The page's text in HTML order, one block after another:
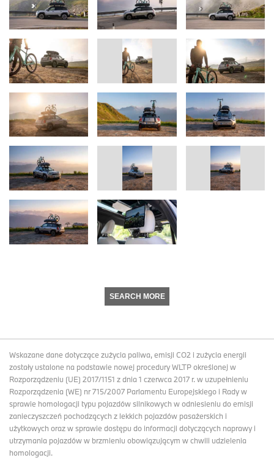
SEARCH MORE
Wskazane dane dotyczące zużycia paliwa, emisji CO2 i zużycia energii
zostały ustalone na podstawie nowej procedury WLTP określonej w
Rozporządzeniu (UE) 2017/1151 z dnia 1 czerwca 2017 r. w uzupełnieniu
Rozporządzenia (WE) nr 715/2007 Parlamentu Europejskiego i Rady w
sprawie homologacji typu pojazdów silnikowych w odniesieniu do emisji
zanieczyszczeń pochodzących z lekkich pojazdów pasażerskich i
użytkowych oraz w sprawie dostępu do informacji dotyczących naprawy i
utrzymania pojazdów w brzmieniu obowiązującym w chwili udzielenia
homologacji.